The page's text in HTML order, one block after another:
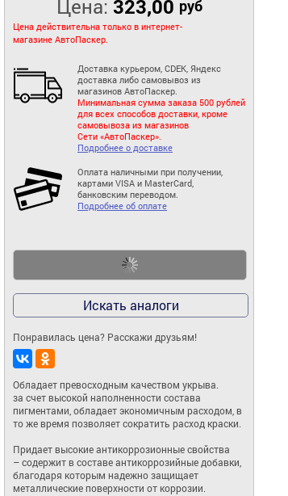
Цена: 323,00 руб
Цена действительна только в интернет-
магазине АвтоПаскер.
Доставка курьером, CDEK, Яндекс
доставка либо самовывоз из
магазинов АвтоПаскер.
Минимальная сумма заказа 500 рублей
для всех способов доставки, кроме
самовывоза из магазинов
Сети «АвтоПаскер».
Подробнее о доставке
Оплата наличными при получении,
картами VISA и MasterCard,
банковским переводом.
Подробнее об оплате
Искать аналоги
Понравилась цена? Расскажи друзьям!
Обладает превосходным качеством укрыва.
за счет высокой наполненности состава
пигментами, обладает экономичным расходом, в
то же время позволяет сократить расход краски.
Придает высокие антикоррозионные свойства
– содержит в составе антикоррозийные добавки,
благодаря которым надежно защищает
металлические поверхности от коррозии.